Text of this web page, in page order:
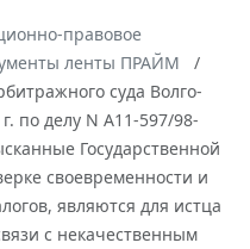
правовое
ленты ПРАЙМ
суда Волго-
по делу N А11-597/98-
Государственной
своевременности и
являются для истца
с некачественным